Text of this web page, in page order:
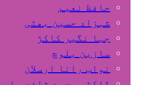
حافظ نعیم
شہزاد حسین بھٹی
جہا نگیر کاکڑ
سازین بلوچ
نواب رانا ارسلان